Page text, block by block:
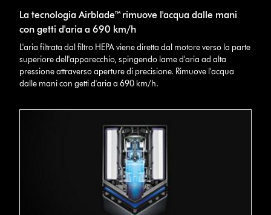
La tecnologia Airblade™ rimuove l'acqua dalle mani
con getti d'aria a 690 km/h
L'aria filtrata dal filtro HEPA viene diretta dal motore verso la parte
superiore dell'apparecchio, spingendo lame d'aria ad alta
pressione attraverso aperture di precisione. Rimuove l'acqua
dalle mani con getti d'aria a 690 km/h.